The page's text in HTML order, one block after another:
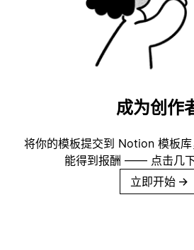
成为创作
将你的模板提交到 Notion 模板
能得到报酬 —— 点击几下
立即开始 →